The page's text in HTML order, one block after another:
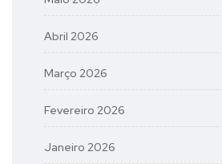
Abril 2026
Março 2026
Fevereiro 2026
Janeiro 2026